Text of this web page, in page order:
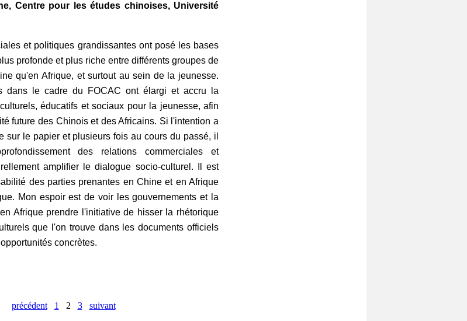
Centre pour les études chinoises, Université
et politiques grandissantes ont posé les bases
profonde et plus riche entre différents groupes de
qu'en Afrique, et surtout au sein de la jeunesse.
dans le cadre du FOCAC ont élargi et accru la
éducatifs et sociaux pour la jeunesse, afin
future des Chinois et des Africains. Si l'intention a
sur le papier et plusieurs fois au cours du passé, il
des relations commerciales et
amplifier le dialogue socio-culturel. Il est
des parties prenantes en Chine et en Afrique
Mon espoir est de voir les gouvernements et la
Afrique prendre l'initiative de hisser la rhétorique
que l'on trouve dans les documents officiels
concrètes.
précédent 1 2 3 suivant